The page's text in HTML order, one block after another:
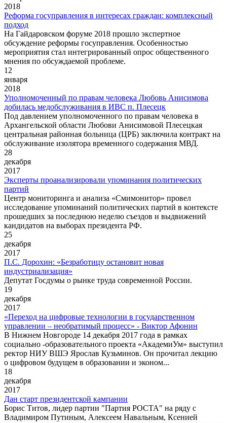
2018
Реформа госуправления в интересах граждан: комплексный
подход
На Гайдаровском форуме 2018 прошло экспертное
обсуждение реформы госуправления. Особенностью
мероприятия стал интегрированный опрос общественного
мнения по обсуждаемой проблеме.
12
января
2018
Уполномоченный по правам человека Любовь Анисимова
добилась медобслуживания в ИВС п. Плесецк
Под давлением уполномоченного по правам человека в
Архангельской области Любови Анисимовой Плесецкая
центральная районная больница (ЦРБ) заключила контракт на
обслуживание изолятора временного содержания МВД.
28
декабря
2017
Эксперты проанализировали упоминания политических
партий
Центр мониторинга и анализа «Смимонитор» провел
исследование упоминаний политических партий в контексте
прошедших за последнюю неделю съездов и выдвижений
кандидатов на выборах президента РФ.
25
декабря
2017
П.С. Дорохин: «Безработицу остановит новая
индустриализация»
Депутат Госдумы о рынке труда современной России.
19
декабря
2017
«Переход на цифровые технологии в государственном
управлении – необратимый процесс» - Виктор Афонин
В Нижнем Новгороде 14 декабря 2017 года в рамках
социально -образовательного проекта «АкадемиУм» выступил
ректор НИУ ВШЭ Ярослав Кузьминов. Он прочитал лекцию
о цифровом будущем в образовании и эконом...
18
декабря
2017
Дан старт президентской кампании
Борис Титов, лидер партии "Партия РОСТА" на ряду с
Владимиром Путиным, Алексеем Навальным, Ксенией